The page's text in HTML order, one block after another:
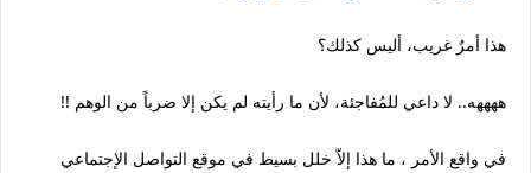
هذا أمرٌ غريب، أليس كذلك؟
!! ههههه.. لا داعي للمُفاجئة، لأن ما رأيته لم يكن إلا ضرباً من الوهم
في واقع الأمر ، ما هذا إلاّ خلل بسيط في موقع التواصل الإجتماعي